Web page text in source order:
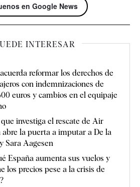
en Google News
INTERESAR
reformar los derechos de
con indemnizaciones de
euros y cambios en el equipaje
investiga el rescate de Air
abre la puerta a imputar a De la
Sara Aagesen
España aumenta sus vuelos y
los precios pese a la crisis de